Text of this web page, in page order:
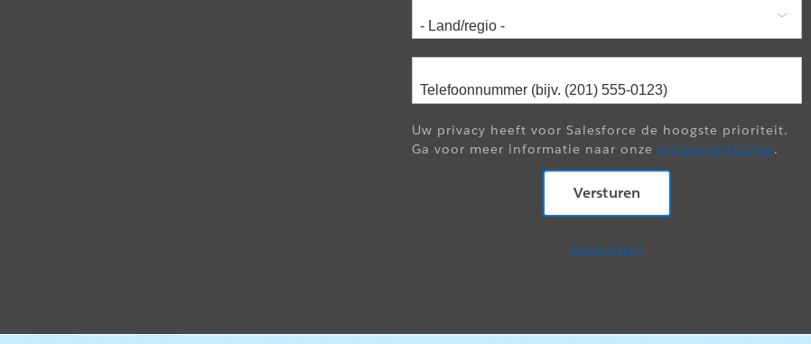
Uw privacy heeft voor Salesforce de hoogste prioriteit.
Ga voor meer informatie naar onze privacyverklaring.
PROBLEMEN?